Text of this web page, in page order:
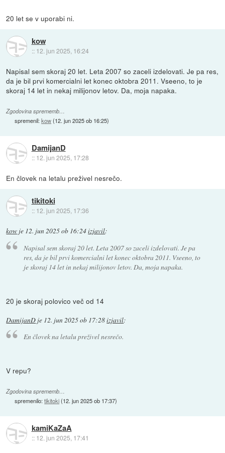
20 let se v uporabi ni.
kow
:: 12. jun 2025, 16:24
Napisal sem skoraj 20 let. Leta 2007 so zaceli izdelovati. Je pa res,
da je bil prvi komercialni let konec oktobra 2011. Vseeno, to je
skoraj 14 let in nekaj milijonov letov. Da, moja napaka.
Zgodovina sprememb…
spremenil:kow(12. jun 2025 ob 16:25)
DamijanD
:: 12. jun 2025, 17:28
En človek na letalu preživel nesrečo.
tikitoki
:: 12. jun 2025, 17:36
kow je 12. jun 2025 ob 16:24izjavil:
Napisal sem skoraj 20 let. Leta 2007 so zaceli izdelovati. Je pa
res, da je bil prvi komercialni let konec oktobra 2011. Vseeno, to
je skoraj 14 let in nekaj milijonov letov. Da, moja napaka.
20 je skoraj polovico več od 14
DamijanD je 12. jun 2025 ob 17:28izjavil:
En človek na letalu preživel nesrečo.
V repu?
Zgodovina sprememb…
spremenilo:tikitoki(12. jun 2025 ob 17:37)
kamiKaZaA
:: 12. jun 2025, 17:41